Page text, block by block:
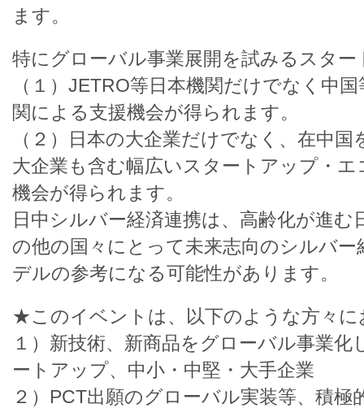
ます。
特にグローバル事業展開を試みるスタ
（１）JETRO等日本機関だけでなく中
関による支援機会が得られます。
（２）日本の大企業だけでなく、在中
大企業も含む幅広いスタートアップ・
機会が得られます。
日中シルバー経済連携は、高齢化が進
の他の国々にとって未来志向のシルバ
デルの参考になる可能性があります。
★このイベントは、以下のような方々に
１）新技術、新商品をグローバル事業
ートアップ、中小・中堅・大手企業
２）PCT出願のグローバル実装等、積極